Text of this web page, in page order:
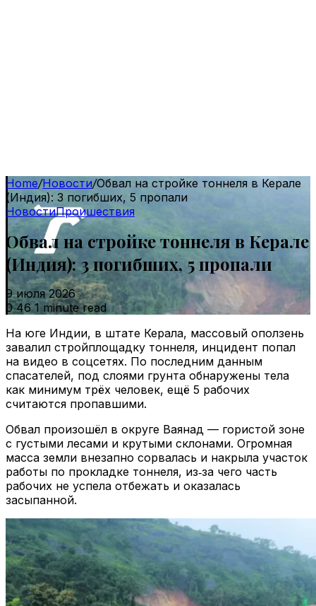
Home/Новости/Обвал на стройке тоннеля в Керале
(Индия): 3 погибших, 5 пропали
НовостиПроишествия
Обвал на стройке тоннеля в Керале
(Индия): 3 погибших, 5 пропали
9 июля 2026
0461 minute read
На юге Индии, в штате Керала, массовый оползень
завалил стройплощадку тоннеля, инцидент попал
на видео в соцсетях. По последним данным
спасателей, под слоями грунта обнаружены тела
как минимум трёх человек, ещё 5 рабочих
считаются пропавшими.
Обвал произошёл в округе Ваянад — гористой зоне
с густыми лесами и крутыми склонами. Огромная
масса земли внезапно сорвалась и накрыла участок
работы по прокладке тоннеля, из‑за чего часть
рабочих не успела отбежать и оказалась
засыпанной.